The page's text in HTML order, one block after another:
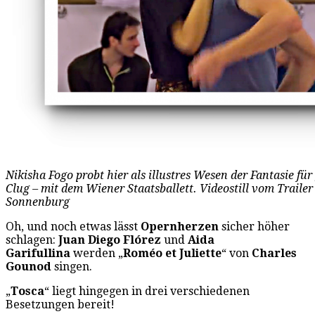
Nikisha Fogo probt hier als illustres Wesen der Fantasie für
Clug – mit dem Wiener Staatsballett. Videostill vom
Sonnenburg
Oh, und noch etwas lässt Opernherzen sicher höher
schlagen: Juan Diego Flórez und Aida
Garifullina werden „Roméo et Juliette“ von Charles
Gounod singen.
„Tosca“ liegt hingegen in drei verschiedenen
Besetzungen bereit!